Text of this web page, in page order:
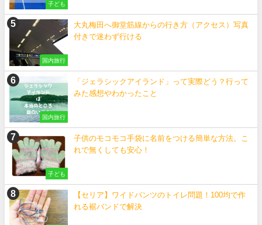
子ども
国内旅行
大丸梅田へ御堂筋線からの行き方（アクセス）写真
付きで迷わず行ける
国内旅行
「ジェラシックアイランド」って実際どう？行って
みた感想やわかったこと
子ども
子供のモコモコ手袋に名前をつける簡単な方法。こ
れで無くしても安心！
【セリア】ワイドパンツのトイレ問題！100均で作
れる裾バンドで解決